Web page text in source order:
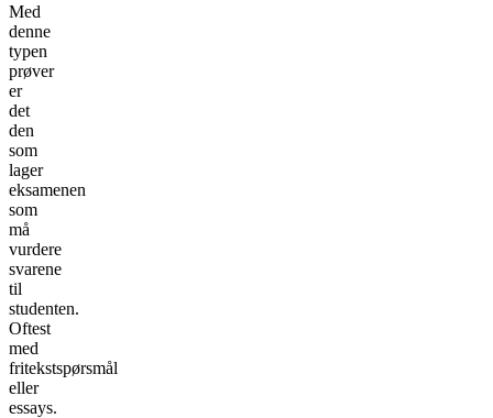
Med
denne
typen
prøver
er
det
den
som
lager
eksamenen
som
må
vurdere
svarene
til
studenten.
Oftest
med
fritekstspørsmål
eller
essays.